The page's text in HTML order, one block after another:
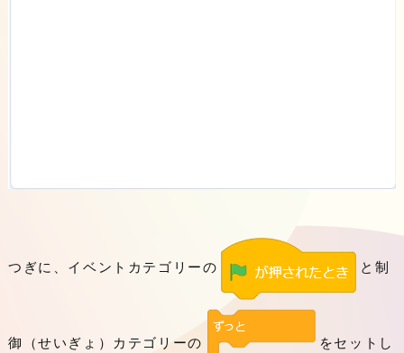
つぎに、イベントカテゴリーの と制
御（せいぎょ）カテゴリーの をセットし